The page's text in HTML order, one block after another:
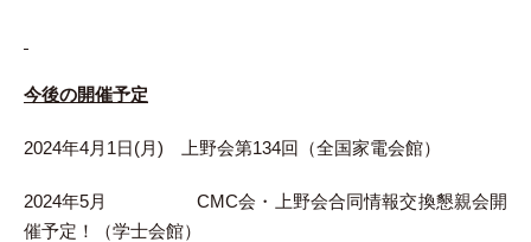
今後の開催予定
2024年4月1日(月) 上野会第134回（全国家電会館）
2024年5月 CMC会・上野会合同情報交換懇親会開
催予定！（学士会館）